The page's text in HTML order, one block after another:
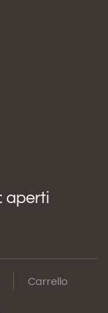
aperti
Carrello